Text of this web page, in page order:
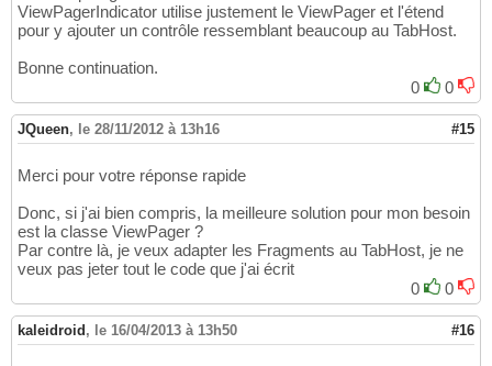
ViewPagerIndicator utilise justement le ViewPager et l'étend
pour y ajouter un contrôle ressemblant beaucoup au TabHost.
Bonne continuation.
0
0
JQueen, le 28/11/2012 à 13h16 #15
Merci pour votre réponse rapide
Donc, si j'ai bien compris, la meilleure solution pour mon besoin
est la classe ViewPager ?
Par contre là, je veux adapter les Fragments au TabHost, je ne
veux pas jeter tout le code que j'ai écrit
0
0
kaleidroid , le 16/04/2013 à 13h50 #16